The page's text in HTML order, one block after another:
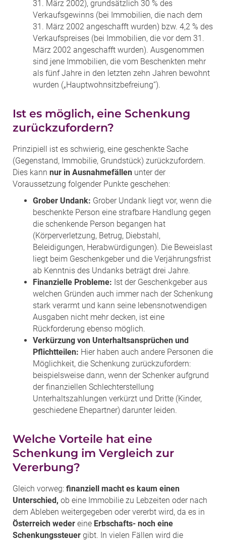
31. März 2002), grundsätzlich 30 % des
Verkaufsgewinns (bei Immobilien, die nach dem
31. März 2002 angeschafft wurden) bzw. 4,2 % des
Verkaufspreises (bei Immobilien, die vor dem 31.
März 2002 angeschafft wurden). Ausgenommen
sind jene Immobilien, die vom Beschenkten mehr
als fünf Jahre in den letzten zehn Jahren bewohnt
wurden („Hauptwohnsitzbefreiung“).
Ist es möglich, eine Schenkung
zurückzufordern?
Prinzipiell ist es schwierig, eine geschenkte Sache
(Gegenstand, Immobilie, Grundstück) zurückzufordern.
Dies kann nur in Ausnahmefällen unter der
Voraussetzung folgender Punkte geschehen:
Grober Undank: Grober Undank liegt vor, wenn die
beschenkte Person eine strafbare Handlung gegen
die schenkende Person begangen hat
(Körperverletzung, Betrug, Diebstahl,
Beleidigungen, Herabwürdigungen). Die Beweislast
liegt beim Geschenkgeber und die Verjährungsfrist
ab Kenntnis des Undanks beträgt drei Jahre.
Finanzielle Probleme: Ist der Geschenkgeber aus
welchen Gründen auch immer nach der Schenkung
stark verarmt und kann seine lebensnotwendigen
Ausgaben nicht mehr decken, ist eine
Rückforderung ebenso möglich.
Verkürzung von Unterhaltsansprüchen und
Pflichtteilen: Hier haben auch andere Personen die
Möglichkeit, die Schenkung zurückzufordern:
beispielsweise dann, wenn der Schenker aufgrund
der finanziellen Schlechterstellung
Unterhaltszahlungen verkürzt und Dritte (Kinder,
geschiedene Ehepartner) darunter leiden.
Welche Vorteile hat eine
Schenkung im Vergleich zur
Vererbung?
Gleich vorweg: finanziell macht es kaum einen
Unterschied, ob eine Immobilie zu Lebzeiten oder nach
dem Ableben weitergegeben oder vererbt wird, da es in
Österreich weder eine Erbschafts- noch eine
Schenkungssteuer gibt. In vielen Fällen wird die